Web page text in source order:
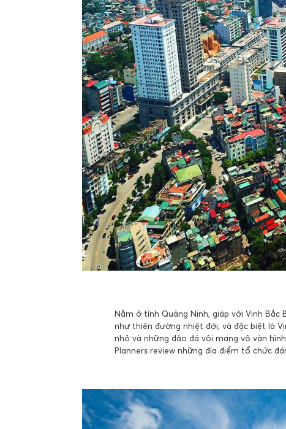
Nằm ở tỉnh Quảng Ninh, giáp với Vịnh
như thiên đường nhiệt đới, và đặc biệt là
nhỏ và những đảo đá vôi mang vô vàn
Planners review những địa điểm tổ chức